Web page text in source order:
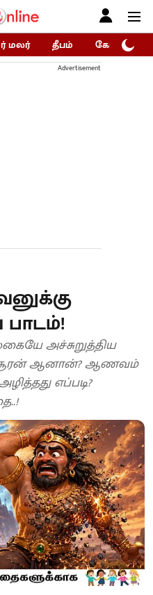
மலர் தீபம் கோகுலம்/
Advertisement
பாடம்!
அச்சுறுத்திய
ஆனான்? ஆணவம்
எப்படி?